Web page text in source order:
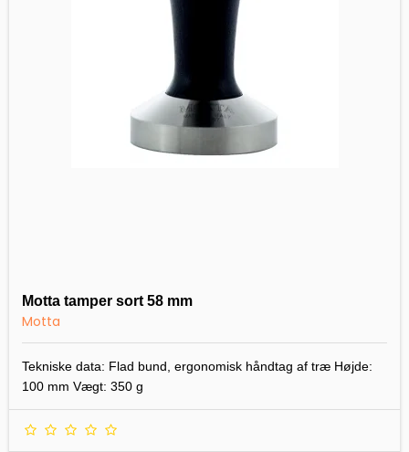
Motta tamper sort 58 mm
Motta
Tekniske data: Flad bund, ergonomisk håndtag af træ Højde:
100 mm Vægt: 350 g